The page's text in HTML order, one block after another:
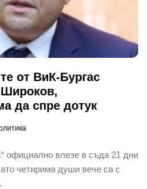
от ВиК-Бургас
да спре дотук
официално влезе в съда 21 дни
четирима души вече са с